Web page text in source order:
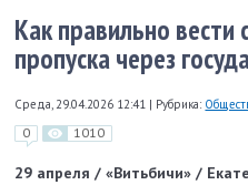
Как правильно вести
пропуска через
Среда, 29.04.2026 12:41 | Рубрика:
0 1010
29 апреля / «Витьбичи» /